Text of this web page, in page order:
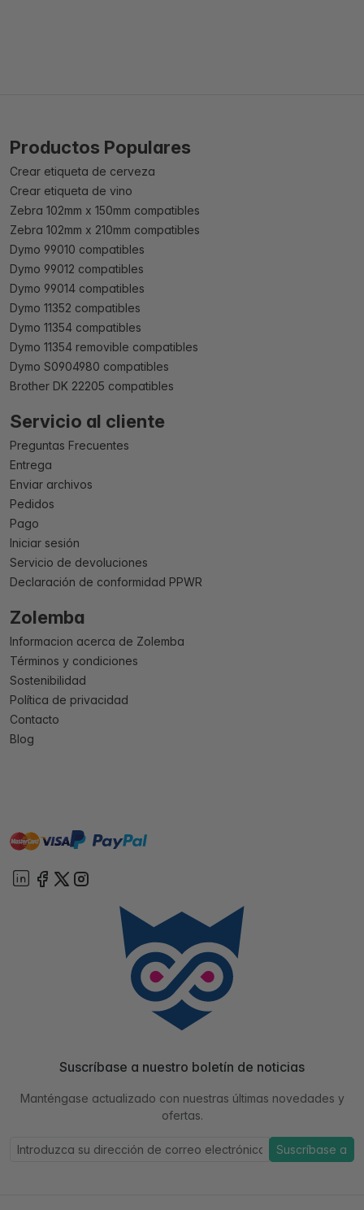
Productos Populares
Crear etiqueta de cerveza
Crear etiqueta de vino
Zebra 102mm x 150mm compatibles
Zebra 102mm x 210mm compatibles
Dymo 99010 compatibles
Dymo 99012 compatibles
Dymo 99014 compatibles
Dymo 11352 compatibles
Dymo 11354 compatibles
Dymo 11354 removible compatibles
Dymo S0904980 compatibles
Brother DK 22205 compatibles
Servicio al cliente
Preguntas Frecuentes
Entrega
Enviar archivos
Pedidos
Pago
Iniciar sesión
Servicio de devoluciones
Declaración de conformidad PPWR
Zolemba
Informacion acerca de Zolemba
Términos y condiciones
Sostenibilidad
Política de privacidad
Contacto
Blog
mastervisa paypal
Suscríbase a nuestro boletín de noticias
Manténgase actualizado con nuestras últimas novedades y
ofertas.
Suscríbase a